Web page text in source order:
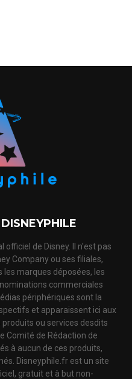
officiel de Disney. Il n'est pas
Company ou ses filiales,
les marques déposées, les
commerciales
périphériques sont la
et apparaissent ici aux
ou services desdits
Comité de Rédaction de
à aucun de ces produits,
Disneyphile.fr est un site
gratuit et à but non-